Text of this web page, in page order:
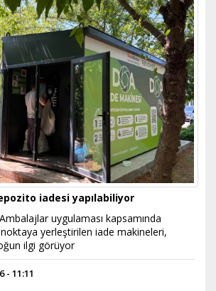
iadesi yapılabiliyor
uygulaması kapsamında
yerleştirilen iade makineleri,
ilgi görüyor
- 11:11